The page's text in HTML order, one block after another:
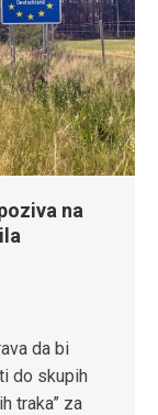
na
da bi
do skupih
traka” za